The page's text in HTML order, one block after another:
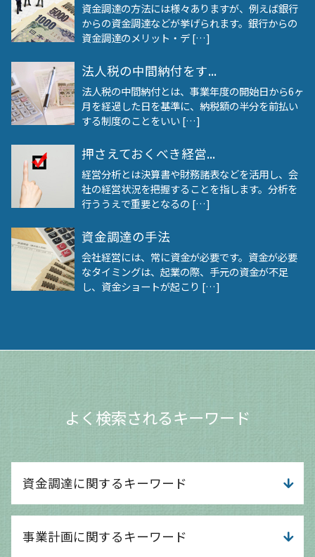
資金調達の方法には様々ありますが、例えば銀行
からの資金調達などが挙げられます。銀行からの
資金調達のメリット・デ […]
法人税の中間納付をす...
法人税の中間納付とは、事業年度の開始日から6ヶ
月を経過した日を基準に、納税額の半分を前払い
する制度のことをいい […]
押さえておくべき経営...
経営分析とは決算書や財務諸表などを活用し、会
社の経営状況を把握することを指します。分析を
行ううえで重要となるの […]
資金調達の手法
会社経営には、常に資金が必要です。資金が必要
なタイミングは、起業の際、手元の資金が不足
し、資金ショートが起こり […]
よく検索されるキーワード
資金調達に関するキーワード
資金調達 方法 スタートアップ
事業計画に関するキーワード